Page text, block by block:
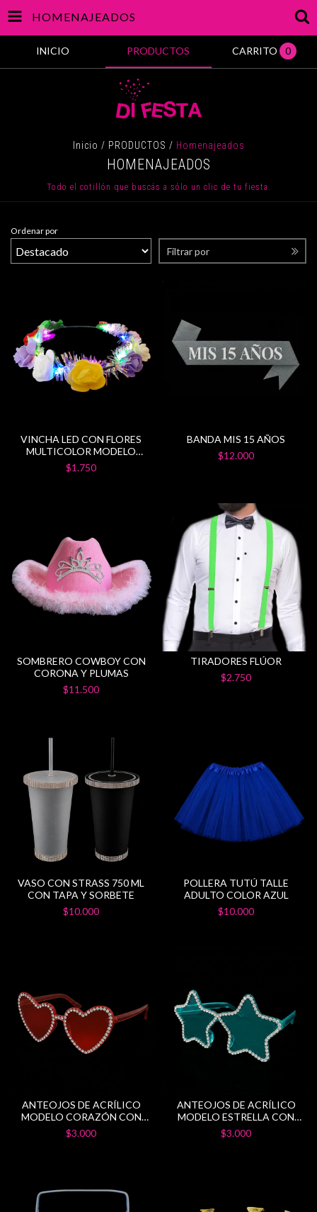
HOMENAJEADOS
INICIO PRODUCTOS CARRITO 0
Inicio / PRODUCTOS / Homenajeados
HOMENAJEADOS
Todo el cotillón que buscás a sólo un clic de tu fiesta.
Ordenar por
Filtrar por
VINCHA LED CON FLORES
MULTICOLOR MODELO
HIPPIE
$1.750
BANDA MIS 15 AÑOS
$12.000
SOMBRERO COWBOY CON
CORONA Y PLUMAS
$11.500
TIRADORES FLÚOR
$2.750
VASO CON STRASS 750 ML
CON TAPA Y SORBETE
$10.000
POLLERA TUTÚ TALLE
ADULTO COLOR AZUL
$10.000
ANTEOJOS DE ACRÍLICO
MODELO CORAZÓN CON
STRASS
$3.000
ANTEOJOS DE ACRÍLICO
MODELO ESTRELLA CON
STRASS
$3.000